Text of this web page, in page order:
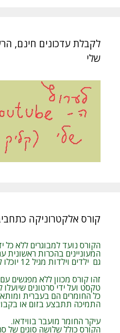
לקבלת עדכונים חינם,
שלי
קורס אלקטרוניקה
הקורס נועד למבוגרים ללא כל
המעוניינים בהכרות ראשונית
גם ילדים וילדות מגיל 12 יוכלו ליהנות מרוב התכנים.
זהו קורס מכוון ללא מפגשים
טקסט ועל ידי סרטונים
כל החומרים הם בעברית ומותאמים
התמיכה תתבצע בזום או
עיקר החומר מועבר בווידאו.
הקורס כולל שלושה סוגים של